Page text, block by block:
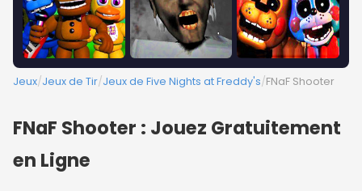
Jeux/Jeux de Tir/Jeux de Five Nights at Freddy's/FNaF Shooter
FNaF Shooter : Jouez Gratuitement
en Ligne